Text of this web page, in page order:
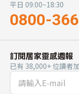
平日 09:00~18:30
0800-
訂閱居家靈感週報
已有 38,000+ 位讀者